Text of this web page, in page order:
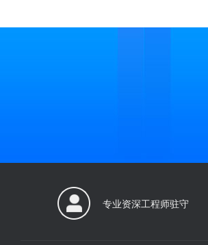
专业资深工程师驻守